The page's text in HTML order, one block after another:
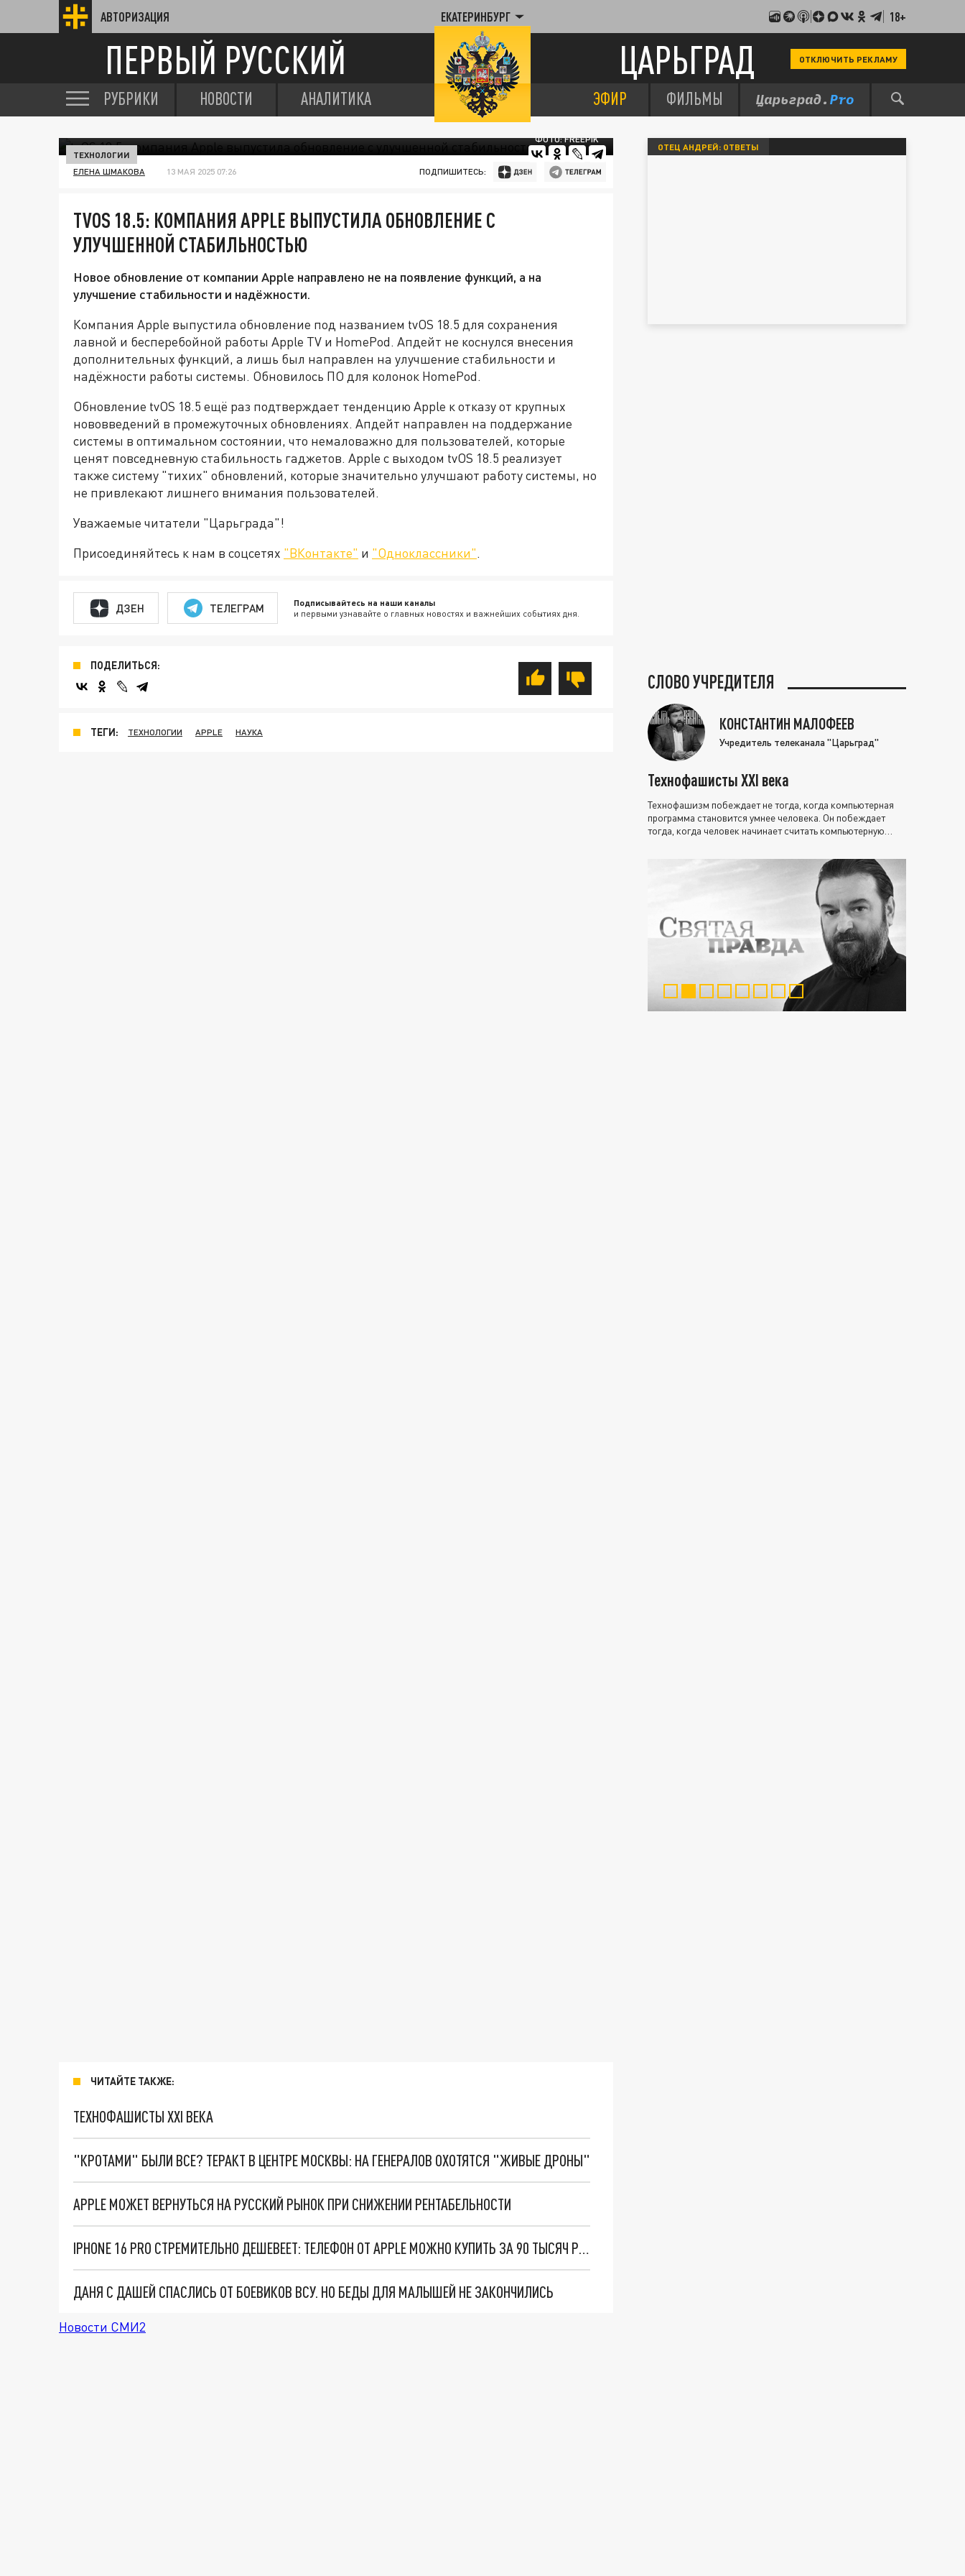
АВТОРИЗАЦИЯ ЕКАТЕРИНБУРГ 18+
ПЕРВЫЙ РУССКИЙ ЦАРЬГРАД ОТКЛЮЧИТЬ РЕКЛАМУ
РУБРИКИ НОВОСТИ АНАЛИТИКА ЭФИР ФИЛЬМЫ
ФОТО: FREEPIK
ТЕХНОЛОГИИ
ЕЛЕНА ШМАКОВА 13 МАЯ 2025 07:26 ПОДПИШИТЕСЬ:
TVOS 18.5: КОМПАНИЯ APPLE ВЫПУСТИЛА ОБНОВЛЕНИЕ С
УЛУЧШЕННОЙ СТАБИЛЬНОСТЬЮ
Новое обновление от компании Apple направлено не на появление функций, а на
улучшение стабильности и надёжности.
Компания Apple выпустила обновление под названием tvOS 18.5 для сохранения
лавной и бесперебойной работы Apple TV и HomePod. Апдейт не коснулся внесения
дополнительных функций, а лишь был направлен на улучшение стабильности и
надёжности работы системы. Обновилось ПО для колонок HomePod.
Обновление tvOS 18.5 ещё раз подтверждает тенденцию Apple к отказу от крупных
нововведений в промежуточных обновлениях. Апдейт направлен на поддержание
системы в оптимальном состоянии, что немаловажно для пользователей, которые
ценят повседневную стабильность гаджетов. Apple с выходом tvOS 18.5 реализует
также систему "тихих" обновлений, которые значительно улучшают работу системы, но
не привлекают лишнего внимания пользователей.
Уважаемые читатели "Царьграда"!
Присоединяйтесь к нам в соцсетях "ВКонтакте" и "Одноклассники".
ДЗЕН ТЕЛЕГРАМ Подписывайтесь на наши каналы
и первыми узнавайте о главных новостях и важнейших событиях дня.
ПОДЕЛИТЬСЯ:
ТЕГИ: ТЕХНОЛОГИИ APPLE НАУКА
ЧИТАЙТЕ ТАКЖЕ:
ТЕХНОФАШИСТЫ XXI ВЕКА
"КРОТАМИ" БЫЛИ ВСЕ? ТЕРАКТ В ЦЕНТРЕ МОСКВЫ: НА ГЕНЕРАЛОВ ОХОТЯТСЯ "ЖИВЫЕ ДРОНЫ"
APPLE МОЖЕТ ВЕРНУТЬСЯ НА РУССКИЙ РЫНОК ПРИ СНИЖЕНИИ РЕНТАБЕЛЬНОСТИ
IPHONE 16 PRO СТРЕМИТЕЛЬНО ДЕШЕВЕЕТ: ТЕЛЕФОН ОТ APPLE МОЖНО КУПИТЬ ЗА 90 ТЫСЯЧ РУБЛЕЙ
ДАНЯ С ДАШЕЙ СПАСЛИСЬ ОТ БОЕВИКОВ ВСУ. НО БЕДЫ ДЛЯ МАЛЫШЕЙ НЕ ЗАКОНЧИЛИСЬ
Новости СМИ2
ОТЕЦ АНДРЕЙ: ОТВЕТЫ
СЛОВО УЧРЕДИТЕЛЯ
КОНСТАНТИН МАЛОФЕЕВ
Учредитель телеканала "Царьград"
Технофашисты XXI века
Технофашизм побеждает не тогда, когда компьютерная
программа становится умнее человека. Он побеждает
тогда, когда человек начинает считать компьютерную